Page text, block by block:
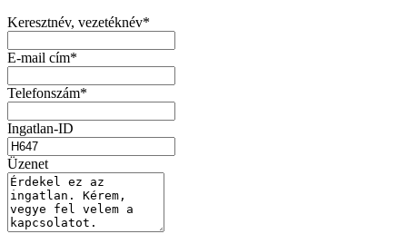
Keresztnév, vezetéknév*
E-mail cím*
Telefonszám*
Ingatlan-ID
Üzenet